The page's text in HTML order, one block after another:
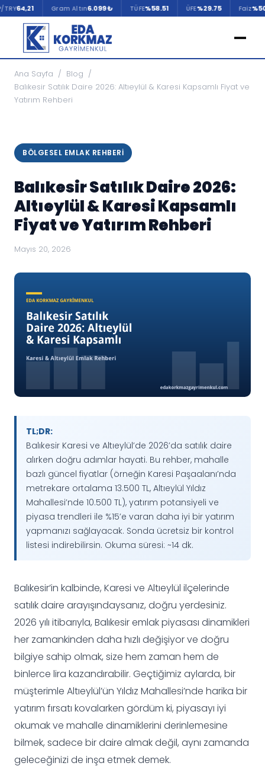
Gram Altın6.099 ₺ TÜFE %58.51 ÜFE %29.75 Faiz %50.00
Ana Sayfa / Blog /
Balıkesir Satılık Daire 2026: Altıeylül & Karesi Kapsamlı Fiyat ve
Yatırım Rehberi
BÖLGESEL EMLAK REHBERI
Balıkesir Satılık Daire 2026:
Altıeylül & Karesi Kapsamlı
Fiyat ve Yatırım Rehberi
Mayıs 20, 2026
TL;DR:
Balıkesir Karesi ve Altıeylül’de 2026’da satılık daire
alırken doğru adımlar hayati. Bu rehber, mahalle
bazlı güncel fiyatlar (örneğin Karesi Paşaalanı’nda
metrekare ortalama 13.500 TL, Altıeylül Yıldız
Mahallesi’nde 10.500 TL), yatırım potansiyeli ve
piyasa trendleri ile %15’e varan daha iyi bir yatırım
yapmanızı sağlayacak. Sonda ücretsiz bir kontrol
listesi indirebilirsin. Okuma süresi: ~14 dk.
Balıkesir’in kalbinde, Karesi ve Altıeylül ilçelerinde
satılık daire arayışındaysanız, doğru yerdesiniz.
2026 yılı itibarıyla, Balıkesir emlak piyasası dinamikleri
her zamankinden daha hızlı değişiyor ve doğru
bilgiye sahip olmak, size hem zaman hem de
binlerce lira kazandırabilir. Geçtiğimiz aylarda, bir
müşterimle Altıeylül’ün Yıldız Mahallesi’nde harika bir
yatırım fırsatı kovalarken gördüm ki, piyasayı iyi
okumak ve mahalle dinamiklerini derinlemesine
bilmek, sadece bir daire almak değil, aynı zamanda
geleceğinizi de inşa etmek demek.